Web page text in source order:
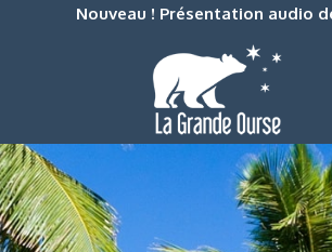
Nouveau ! Présentation audio